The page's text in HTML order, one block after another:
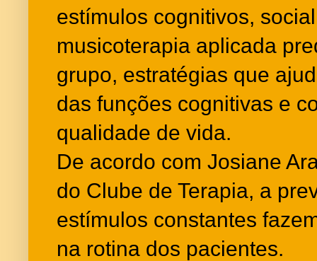
estímulos cognitivos,
musicoterapia aplicada
grupo, estratégias que
das funções cognitivas e
qualidade de vida.
De acordo com Josiane
do Clube de Terapia, a
estímulos constantes
na rotina dos pacientes.